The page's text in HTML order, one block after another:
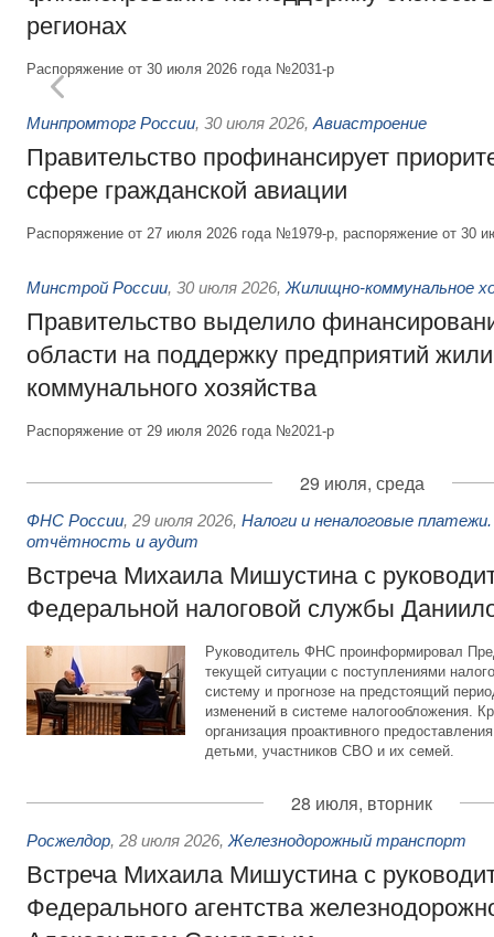
регионах
Распоряжение от 30 июля 2026 года №2031-р
Минпромторг России, 30 июля 2026, Авиастроение
Правительство профинансирует
сфере гражданской авиации
Распоряжение от 27 июля 2026 года №1979-р, распоряжение от 30
Минстрой России, 30 июля 2026, Жилищно-коммунальное
Правительство выделило
области на поддержку предприятий
коммунального хозяйства
Распоряжение от 29 июля 2026 года №2021-р
29 июля, среда
ФНС России, 29 июля 2026, Налоги и неналоговые
отчётность и аудит
Встреча Михаила Мишустина с
Федеральной налоговой службы
Руководитель ФНС проинформировал
текущей ситуации с поступлениями
систему и прогнозе на предстоящий
изменений в системе налогообложения.
организация проактивного
детьми, участников СВО и их семей.
28 июля, вторник
Росжелдор, 28 июля 2026, Железнодорожный транспорт
Встреча Михаила Мишустина с
Федерального агентства